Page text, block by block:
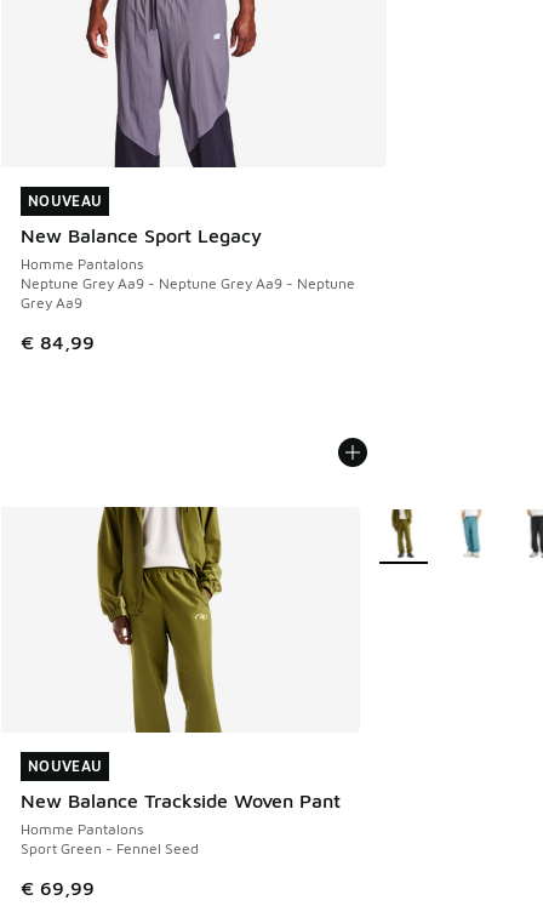
NOUVEAU
New Balance Sport Legacy
Homme Pantalons
Neptune Grey Aa9 - Neptune Grey Aa9 - Neptune
Grey Aa9
€ 84,99
NOUVEAU
NOUVEAU
New Balance Trackside Woven Pant
Homme Pantalons
Sport Green - Fennel Seed
€ 69,99
NOUVEAU
Plus de couleurs